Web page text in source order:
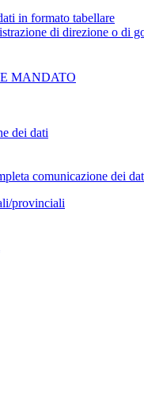
in formato tabellare
di direzione o di
MANDATO
dei dati
comunicazione dei
provinciali